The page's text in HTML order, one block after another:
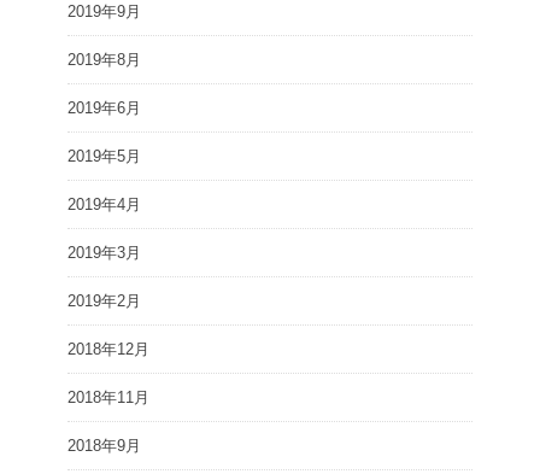
2019年9月
2019年8月
2019年6月
2019年5月
2019年4月
2019年3月
2019年2月
2018年12月
2018年11月
2018年9月